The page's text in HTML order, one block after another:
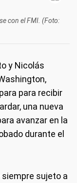
con el FMI. (Foto:
y Nicolás
para recibir
una nueva
avanzar en la
durante el
siempre sujeto a